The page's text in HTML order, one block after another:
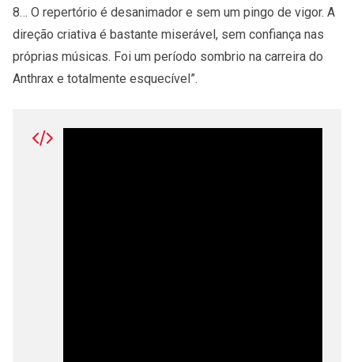
8… O repertório é desanimador e sem um pingo de vigor. A
direção criativa é bastante miserável, sem confiança nas
próprias músicas. Foi um período sombrio na carreira do
Anthrax e totalmente esquecível”.